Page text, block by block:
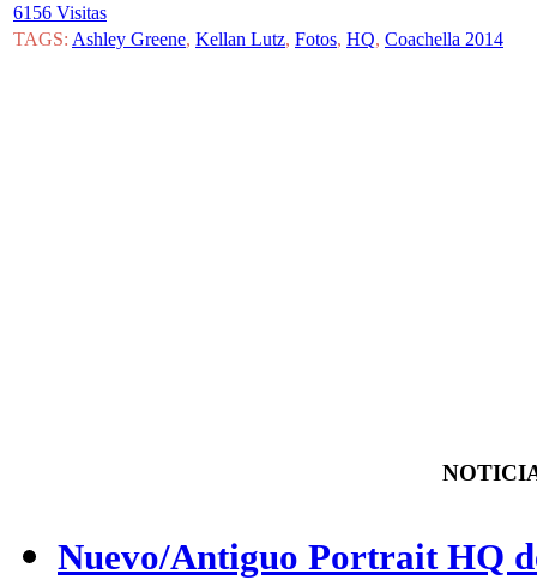
6156 Visitas
TAGS: Ashley Greene, Kellan Lutz, Fotos, HQ, Coachella 2014
Nuevo/Antiguo Portrait HQ